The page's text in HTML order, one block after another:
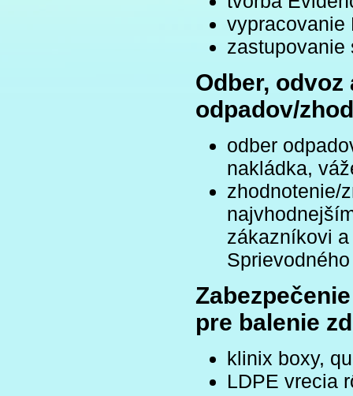
vypracovanie
zastupovanie
Odber,
odpadov/
odber
nakládka,
zhodnotenie/
zákazníkovi
pre balenie
klinix boxy,
LDPE vrecia